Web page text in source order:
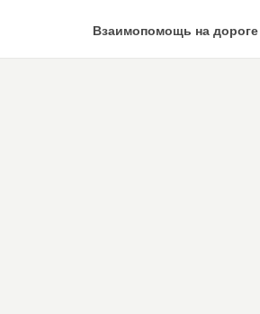
Взаимопомощь на дороге